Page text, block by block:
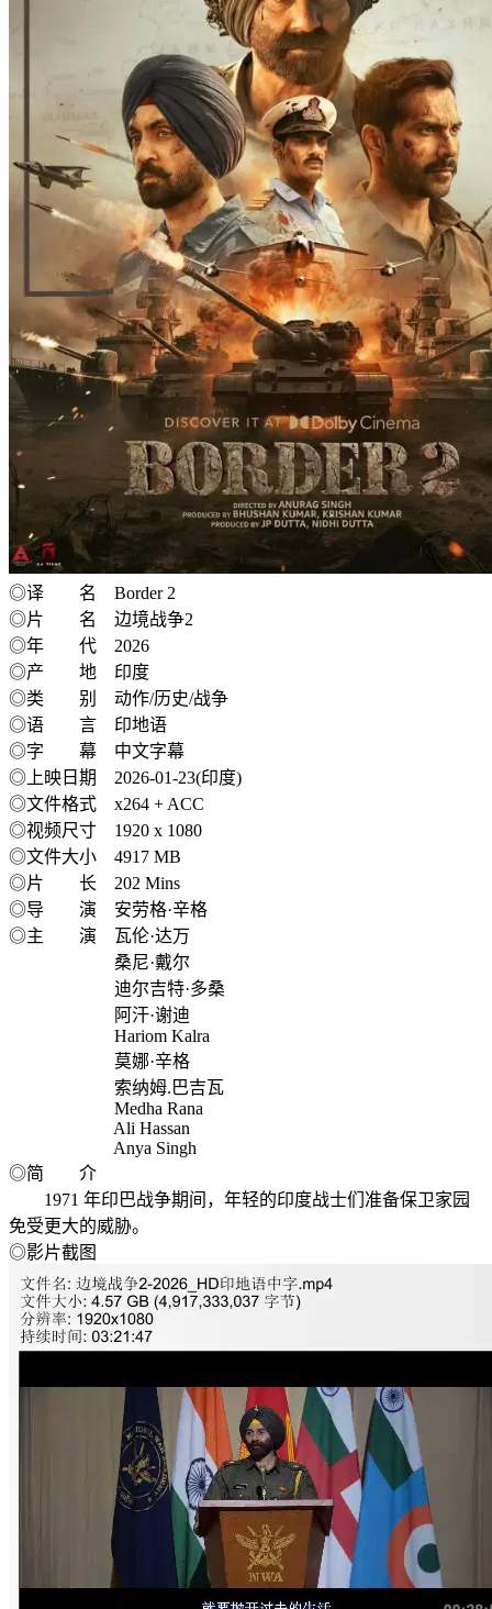
◎译 名 Border 2
◎片 名 边境战争2
◎年 代 2026
◎产 地 印度
◎类 别 动作/历史/战争
◎语 言 印地语
◎字 幕 中文字幕
◎上映日期 2026-01-23(印度)
◎文件格式 x264 + ACC
◎视频尺寸 1920 x 1080
◎文件大小 4917 MB
◎片 长 202 Mins
◎导 演 安劳格·辛格
◎主 演 瓦伦·达万
桑尼·戴尔
迪尔吉特·多桑
阿汗·谢迪
Hariom Kalra
莫娜·辛格
索纳姆.巴吉瓦
Medha Rana
Ali Hassan
Anya Singh
◎简 介
1971 年印巴战争期间，年轻的印度战士们准备保卫家园
免受更大的威胁。
◎影片截图